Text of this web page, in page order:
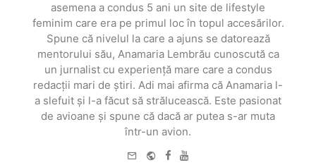
asemena a condus 5 ani un site de lifestyle
feminim care era pe primul loc în topul accesărilor.
Spune că nivelul la care a ajuns se datorează
mentorului său, Anamaria Lembrău cunoscută ca
un jurnalist cu experiență mare care a condus
redacții mari de știri. Adi mai afirma că Anamaria l-
a slefuit și l-a făcut să strălucească. Este pasionat
de avioane și spune că dacă ar putea s-ar muta
într-un avion.
e-
WebsiteFacebook